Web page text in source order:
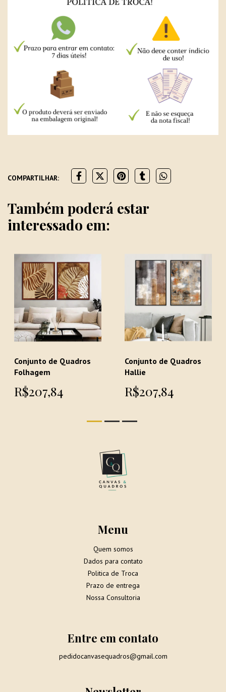
COMPARTILHAR:
Também poderá estar
interessado em:
Conjunto de Quadros
Folhagem
R$207,84
Conjunto de Quadros
Hallie
R$207,84
Menu
Quem somos
Dados para contato
Politica de Troca
Prazo de entrega
Nossa Consultoria
Entre em contato
pedidocanvasequadros@gmail.com